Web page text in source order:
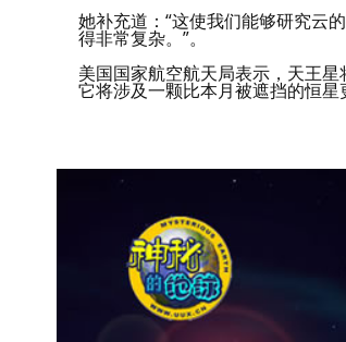
她补充道：“这使我们能够研究云
得非常复杂。”。
美国国家航空航天局表示，天王
它将涉及一颗比本月被遮挡的恒星